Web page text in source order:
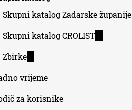
Skupni katalog Zadarske županije
Skupni katalog CROLIST(link
Zbirke(link
external)
vrijeme
za korisnike